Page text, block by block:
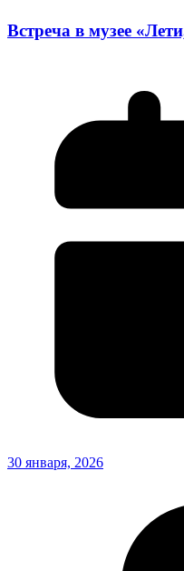
Встреча в музее
30 января, 2026